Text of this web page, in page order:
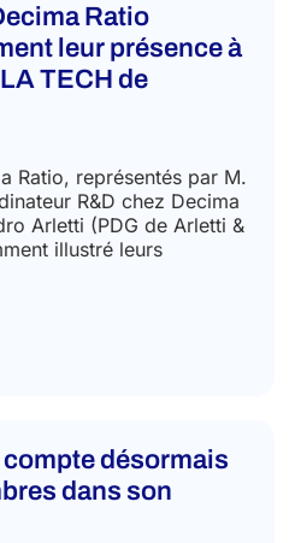
Ratio
leur présence à
TECH de
Ratio, représentés par M.
R&D chez Decima
Arletti (PDG de Arletti &
illustré leurs
désormais
dans son